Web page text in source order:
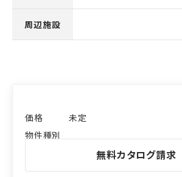
周辺施設
未定
無料カタログ請求